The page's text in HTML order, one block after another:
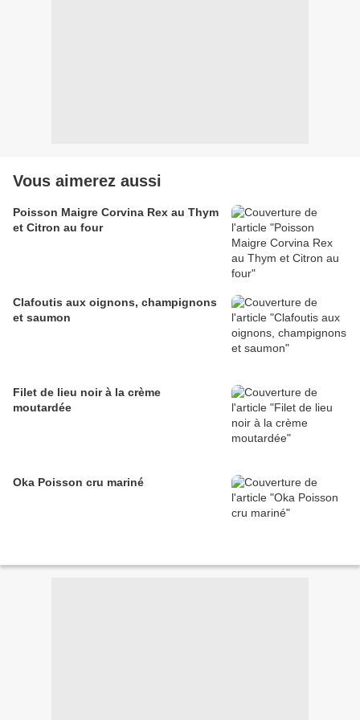
Vous aimerez aussi
Poisson Maigre Corvina Rex au Thym
et Citron au four
Clafoutis aux oignons, champignons
et saumon
Filet de lieu noir à la crème
moutardée
Oka Poisson cru mariné